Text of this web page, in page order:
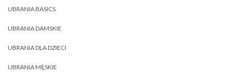
UBRANIA BASICS
UBRANIA DAMSKIE
UBRANIA DLA DZIECI
UBRANIA MĘSKIE